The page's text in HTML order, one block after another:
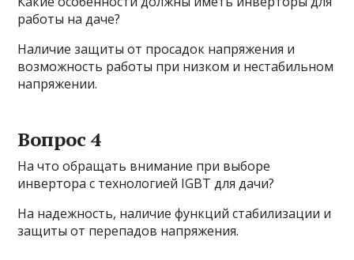
работы на даче?
Наличие защиты от просадок напряжения и
возможность работы при низком и нестабильном
напряжении.
Вопрос 4
На что обращать внимание при выборе
инвертора с технологией IGBT для дачи?
На надежность, наличие функций стабилизации и
защиты от перепадов напряжения.